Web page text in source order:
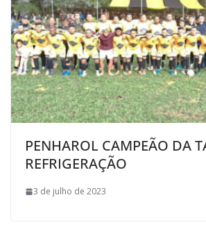
PENHAROL CAMPEÃO DA
REFRIGERAÇÃO
3 de julho de 2023